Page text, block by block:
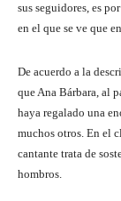
sus seguidores, es
en el que se ve que
De acuerdo a la
que Ana Bárbara, al
haya regalado una
muchos otros. En el
cantante trata de
hombros.